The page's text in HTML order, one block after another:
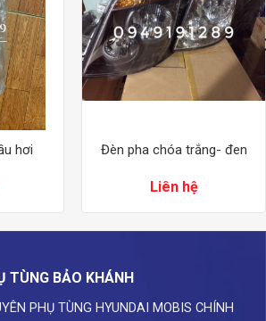
hơi Đèn pha chóa trắng- đen
Liên hệ
TÙNG BẢO KHÁNH
PHỤ TÙNG HYUNDAI MOBIS CHÍNH